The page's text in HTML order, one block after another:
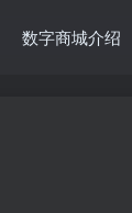
数字商城介绍